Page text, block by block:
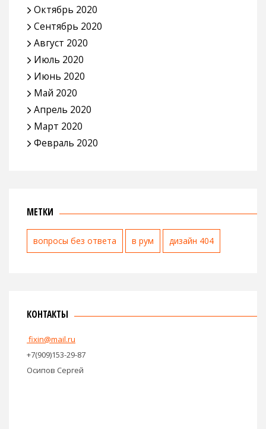
Сентябрь 2021
Август 2021
Июль 2021
Июнь 2021
Май 2021
Апрель 2021
Март 2021
Февраль 2021
Январь 2021
Сентябрь 2020
Июль 2020
Март 2020